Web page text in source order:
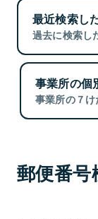
最近検索し
過去に検索し
事業所の個
事業所の７け
郵便番